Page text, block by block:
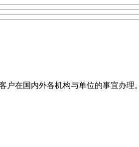
户在国内外各机构与单位的事宜办理。